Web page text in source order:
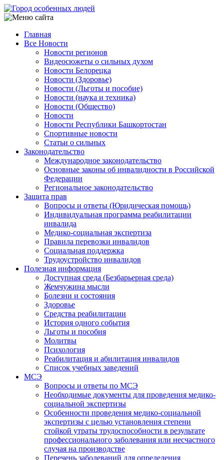
Перейти
к
содержанию
Main
navigation
Главная
Все Новости
Новости регионов
Видеосюжеты о сильных духом
Новости Белорецка
Новости (Здоровье)
Новости (Льготы и пособие)
Новости (наука и техника)
Новости (Общество)
Новости
Новости Республики Башкортостан
Спортивные новости
Статьи о сильных
Законодательство
Международное законодательство
Основные законы об инвалидности в Российской
Федерации
Региональное законодательство
Защита прав
Вопросы и ответы (Юридическая помощь)
Индивидуальная программа реабилитации
инвалида
Медико-социальная экспертиза
Правила перевозки инвалидов
Социальная поддержка
Трудоустройство инвалидов
Полезная информация
Доступная среда (Безбарьерная среда)
Жемчужина мысли
Болезни и состояния
Здоровье
Средства реабилитации
История одного события
Льготы и пособия
Молитвы
Психология
Реабилитация и абилитация инвалидов
Список учебных заведений
МСЭ
Вопросы и ответы по МСЭ
Необходимые документы для проведения медико-
социальной экспертизы
Особенности проведения медико-социальной
экспертизы с целью установления степени
стойкой утраты трудоспособности в результате
профессионального заболевания или несчастного
случая на производстве
Перечень заболеваний для определения